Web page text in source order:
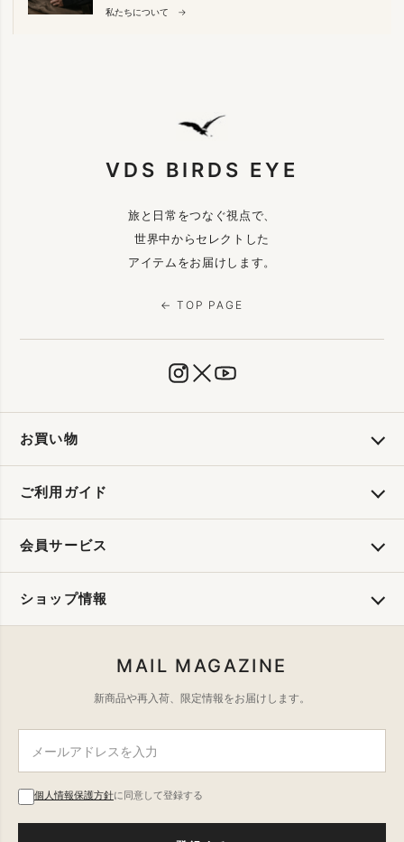
私たちについて →
VDS BIRDS EYE
旅と日常をつなぐ視点で、
世界中からセレクトした
アイテムをお届けします。
← TOP PAGE
お買い物
ご利用ガイド
会員サービス
ショップ情報
MAIL MAGAZINE
新商品や再入荷、限定情報をお届けします。
個人情報保護方針に同意して登録する